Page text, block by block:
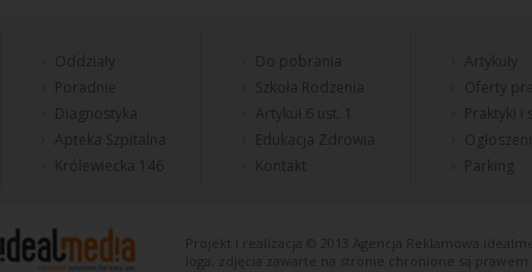
Poradnie
Diagnostyka
Apteka Szpitalna
Królewiecka 146
Do pobrania
Artykuł 6 ust. 1
Edukacja Zdrowia
Artykuły
Oferty
Praktyki
Parking
Projekt i realizacja © 2013 Agencja Reklamowa
loga, zdjęcia zawarte na stronie chronione są